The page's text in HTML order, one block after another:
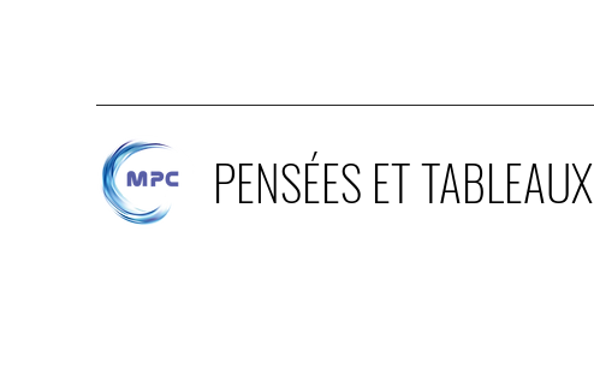
PENSÉES ET TABLEAUX